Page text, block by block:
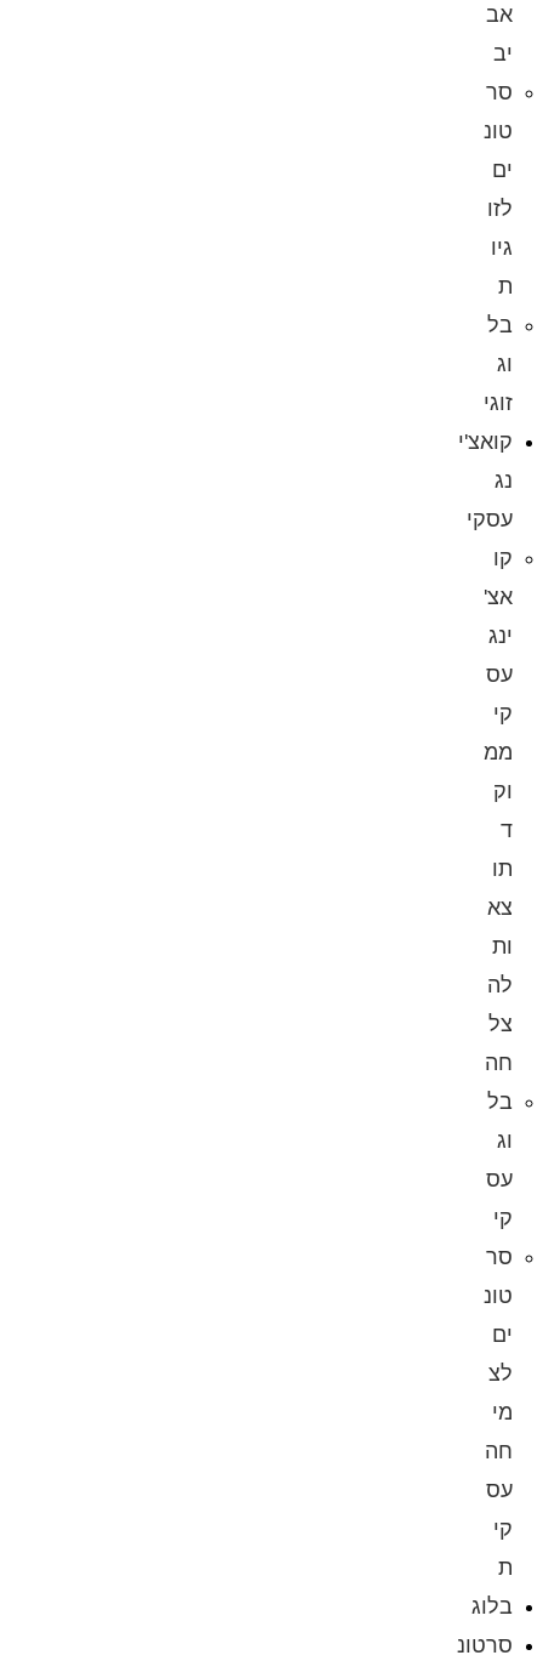
אב
יב
סר
טונ
ים
לזו
גיו
ת
בל
וג
זוגי
קואצ'י
נג
עסקי
קו
אצ'
ינג
עס
קי
ממ
וק
ד
תו
צא
ות
לה
צל
חה
בל
וג
עס
קי
סר
טונ
ים
לצ
מי
חה
עס
קי
ת
בלוג
סרטונ